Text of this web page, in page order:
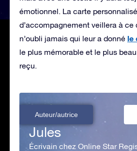
émotionnel. La carte personnalisé
d’accompagnement veillera à ce
n’oubli jamais qui leur a donné le
le plus mémorable et le plus beau
reçu.
Auteur/autrice
Jules
Écrivain chez Online Star